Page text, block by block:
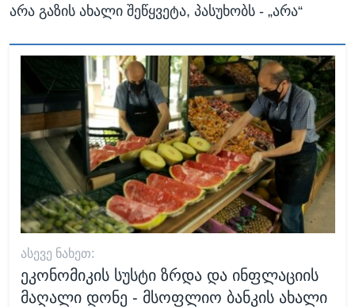
არა გაზის ახალი შეწყვეტა, პასუხობს - „არა“
ᲐᲡᲔᲕᲔ ᲜᲐᲮᲔᲗ:
ეკონომიკის სუსტი ზრდა და ინფლაციის
მაღალი დონე - მსოფლიო ბანკის ახალი